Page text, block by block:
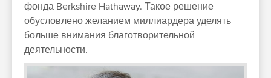
фонда Berkshire Hathaway. Такое решение
обусловлено желанием миллиардера уделять
больше внимания благотворительной
деятельности.